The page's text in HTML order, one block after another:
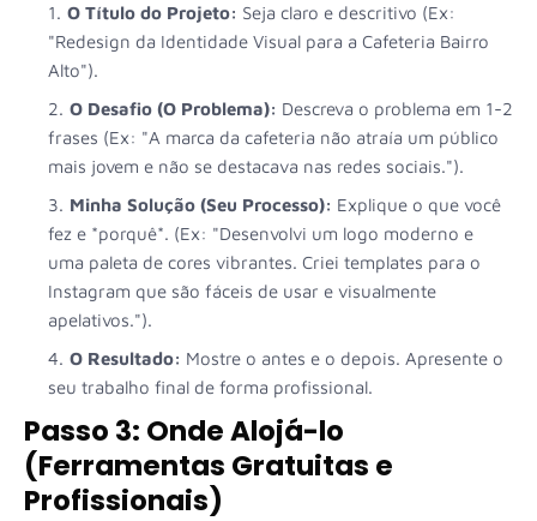
O Título do Projeto: Seja claro e descritivo (Ex:
"Redesign da Identidade Visual para a Cafeteria Bairro
Alto").
O Desafio (O Problema): Descreva o problema em 1-2
frases (Ex: "A marca da cafeteria não atraía um público
mais jovem e não se destacava nas redes sociais.").
Minha Solução (Seu Processo): Explique o que você
fez e *porquê*. (Ex: "Desenvolvi um logo moderno e
uma paleta de cores vibrantes. Criei templates para o
Instagram que são fáceis de usar e visualmente
apelativos.").
O Resultado: Mostre o antes e o depois. Apresente o
seu trabalho final de forma profissional.
Passo 3: Onde Alojá-lo
(Ferramentas Gratuitas e
Profissionais)